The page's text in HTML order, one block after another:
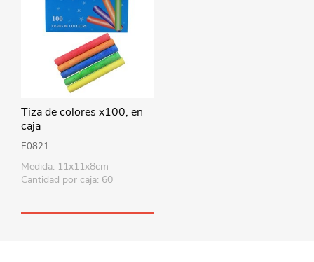
Tiza de colores x100, en
caja
E0821
Medida: 11x11x8cm
Cantidad por caja: 60